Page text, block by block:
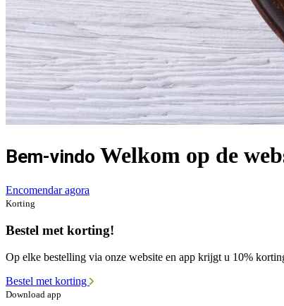
Bem-vindo Welkom op de
Encomendar agora
Korting
Bestel met korting!
Op elke bestelling via onze website en app krijgt u 10%
Bestel met korting
Download app